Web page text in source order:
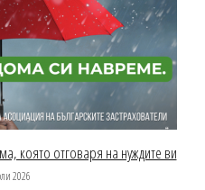
която отговаря на нуждите ви
2026